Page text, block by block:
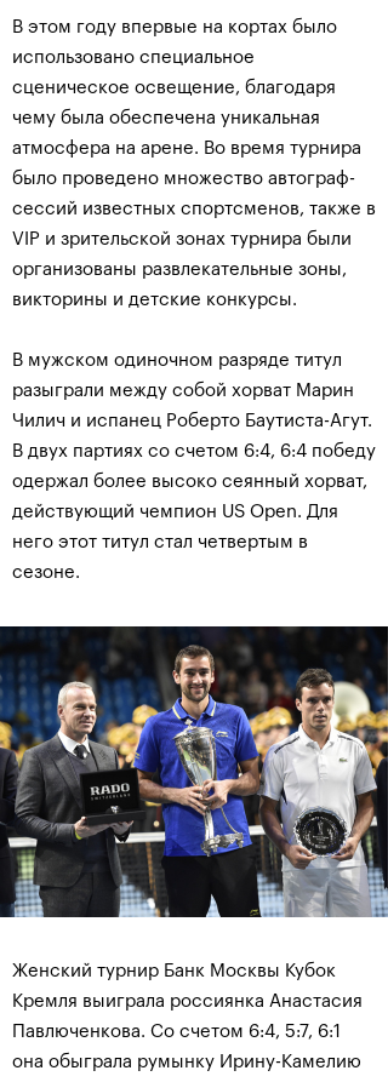
В этом году впервые на кортах было
использовано специальное
сценическое освещение, благодаря
чему была обеспечена уникальная
атмосфера на арене. Во время турнира
было проведено множество автограф-
сессий известных спортсменов, также в
VIP и зрительской зонах турнира были
организованы развлекательные зоны,
викторины и детские конкурсы.
В мужском одиночном разряде титул
разыграли между собой хорват Марин
Чилич и испанец Роберто Баутиста-Агут.
В двух партиях со счетом 6:4, 6:4 победу
одержал более высоко сеянный хорват,
действующий чемпион US Open. Для
него этот титул стал четвертым в
сезоне.
Женский турнир Банк Москвы Кубок
Кремля выиграла россиянка Анастасия
Павлюченкова. Со счетом 6:4, 5:7, 6:1
она обыграла румынку Ирину-Камелию